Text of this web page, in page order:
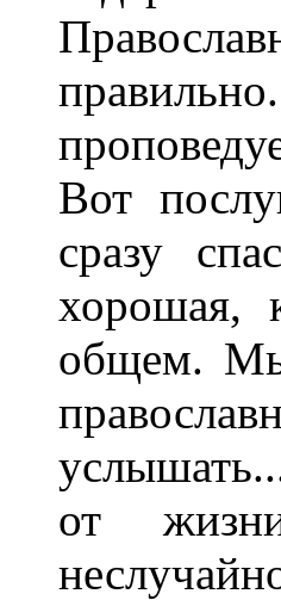
Вот
сpазу
хоpошая,
общем. Мы
от